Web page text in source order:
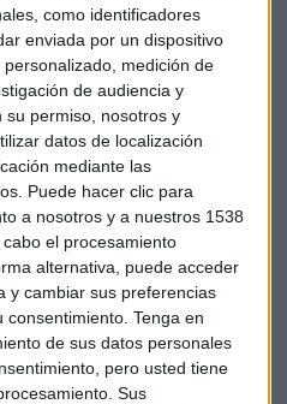
como identificadores
enviada por un dispositivo
medición de
de audiencia y
su permiso, nosotros y
datos de localización
mediante las
Puede hacer clic para
a nosotros y a nuestros 1538
el procesamiento
alternativa, puede acceder
y cambiar sus preferencias
Tenga en
de sus datos personales
pero usted tiene
Sus
años ha visto su patrimonio
hasta los128 mil
a que Tesla ahora formará
esto ha sido en tan solo un
que llevamos de año, su
100.300 millones de dólares.
es Jeff Bezos, quien reina
de Amazon le saca 54 mil
Todavía le faltan unos miles
puesto a Bezos pero si la
Musk eventualmente podría
rica del mundo.